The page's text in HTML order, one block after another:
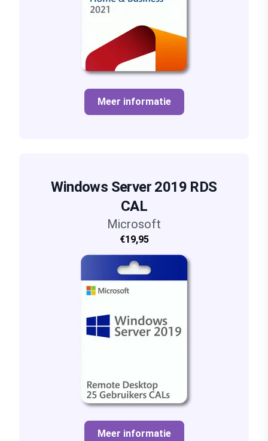
Meer informatie
Windows Server 2019 RDS
CAL
Microsoft
€19,95
Meer informatie